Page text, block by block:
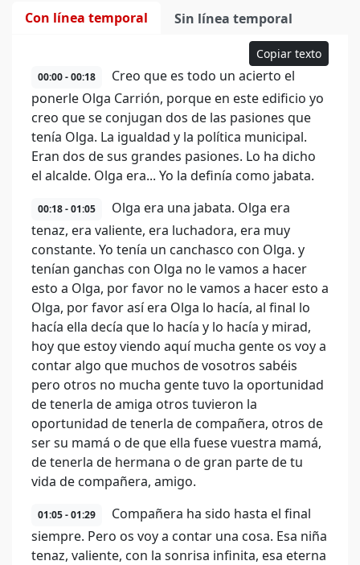
Con línea temporal Sin línea temporal
Copiar texto
00:00 - 00:18
Creo que es todo un acierto el
ponerle Olga Carrión, porque en este edificio yo
creo que se conjugan dos de las pasiones que
tenía Olga. La igualdad y la política municipal.
Eran dos de sus grandes pasiones. Lo ha dicho
el alcalde. Olga era... Yo la definía como jabata.
00:18 - 01:05
Olga era una jabata. Olga era
tenaz, era valiente, era luchadora, era muy
constante. Yo tenía un canchasco con Olga. y
tenían ganchas con Olga no le vamos a hacer
esto a Olga, por favor no le vamos a hacer esto a
Olga, por favor así era Olga lo hacía, al final lo
hacía ella decía que lo hacía y lo hacía y mirad,
hoy que estoy viendo aquí mucha gente os voy a
contar algo que muchos de vosotros sabéis
pero otros no mucha gente tuvo la oportunidad
de tenerla de amiga otros tuvieron la
oportunidad de tenerla de compañera, otros de
ser su mamá o de que ella fuese vuestra mamá,
de tenerla de hermana o de gran parte de tu
vida de compañera, amigo.
01:05 - 01:29
Compañera ha sido hasta el final
siempre. Pero os voy a contar una cosa. Esa niña
tenaz, valiente, con la sonrisa infinita, esa eterna